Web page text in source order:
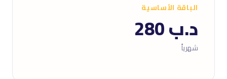
الباقة الأساسية
د.ب 280
شهرياً